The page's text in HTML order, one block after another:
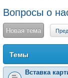
Вопросы о
Новая тема
Темы
Вставка